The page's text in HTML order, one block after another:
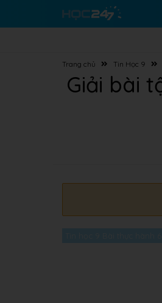
Trang chủ Tin Học 9
Giải bài